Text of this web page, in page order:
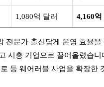
1,080억 달러 4,160억
전문가 출신답게 운영 효율을
시총 기업으로 끌어올렸습니
등 웨어러블 사업을 확장한